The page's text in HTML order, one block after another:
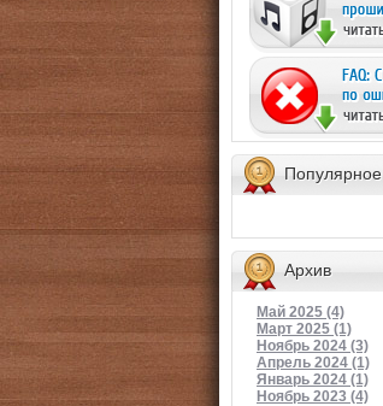
Популярное
Архив
Май 2025 (4)
Март 2025 (1)
Ноябрь 2024 (3)
Апрель 2024 (1)
Январь 2024 (1)
Ноябрь 2023 (4)